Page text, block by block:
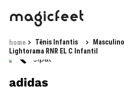
Tênis Infantis Masculino
Lightorama RNR EL C Infantil
adidas